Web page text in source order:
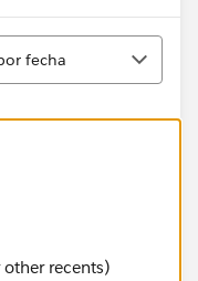
fecha
recents)